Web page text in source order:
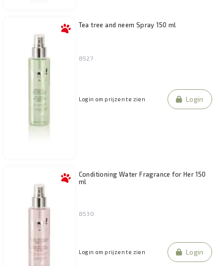
Tea tree and neem Spray 150 ml
8527
Login om prijzen te zien Login
Conditioning Water Fragrance for Her 150
ml
8530
Login om prijzen te zien Login